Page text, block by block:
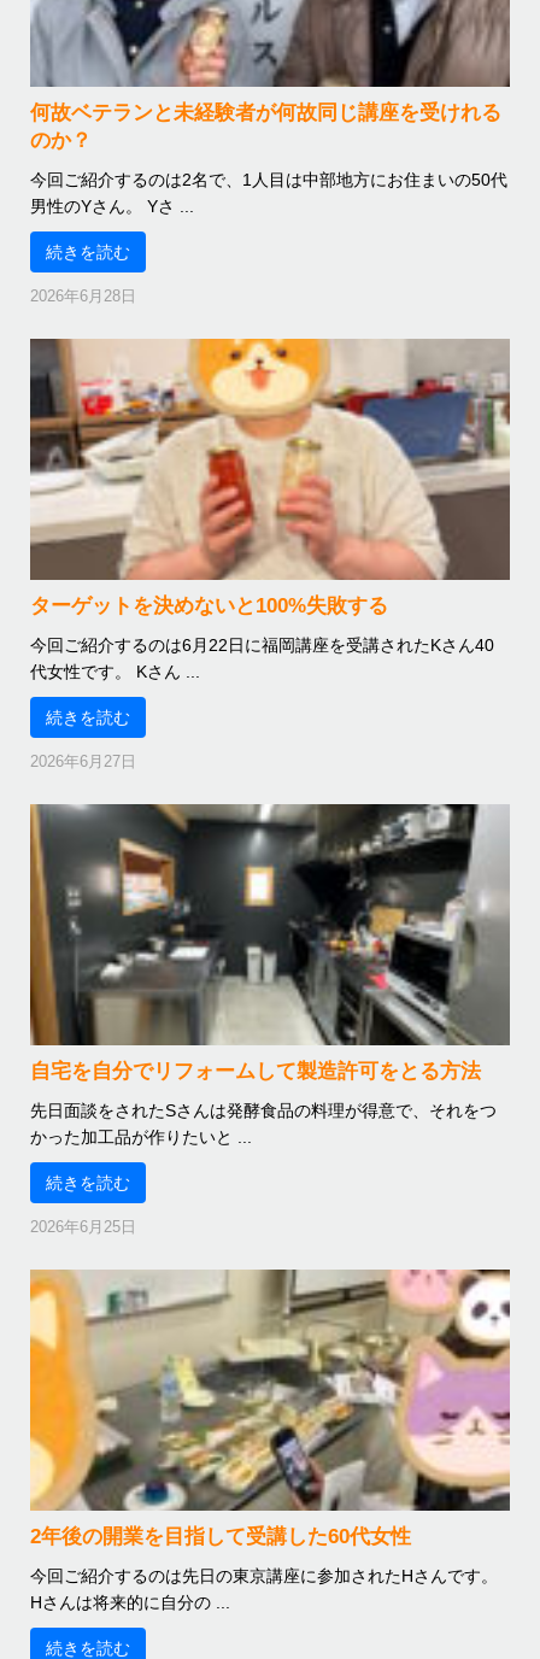
何故ベテランと未経験者が何故同じ講座を受けれる
のか？
今回ご紹介するのは2名で、1人目は中部地方にお住まいの50代
男性のYさん。 Yさ ...
続きを読む
2026年6月28日
ターゲットを決めないと100%失敗する
今回ご紹介するのは6月22日に福岡講座を受講されたKさん40
代女性です。 Kさん ...
続きを読む
2026年6月27日
自宅を自分でリフォームして製造許可をとる方法
先日面談をされたSさんは発酵食品の料理が得意で、それをつ
かった加工品が作りたいと ...
続きを読む
2026年6月25日
2年後の開業を目指して受講した60代女性
今回ご紹介するのは先日の東京講座に参加されたHさんです。
Hさんは将来的に自分の ...
続きを読む